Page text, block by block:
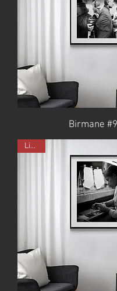
Birmane #9
Limité